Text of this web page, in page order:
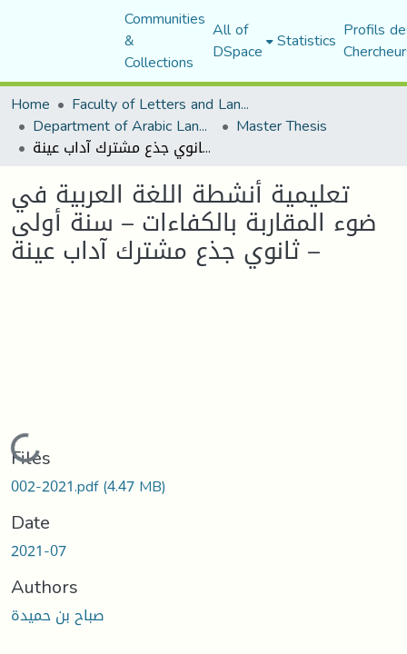
Communities
&
Collections
All of
DSpace Statistics Profils
Home
Faculty of Letters and Languages
Department of Arabic Language and Literature Master Thesis
تعليمية أنشطة اللغة العربية في ضوء المقاربة بالكفاءات – سنة أولى ثانوي جذع مشترك آداب عينة –
تعليمية أنشطة اللغة العربية في
ضوء المقاربة بالكفاءات – سنة أولى
ثانوي جذع مشترك آداب عينة –
Loading...
Files
002-2021.pdf(4.47 MB)
Date
2021-07
Authors
صباح بن حميدة